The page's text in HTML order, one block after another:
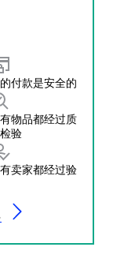
付款是安全的
物品都经过质
验
卖家都经过验